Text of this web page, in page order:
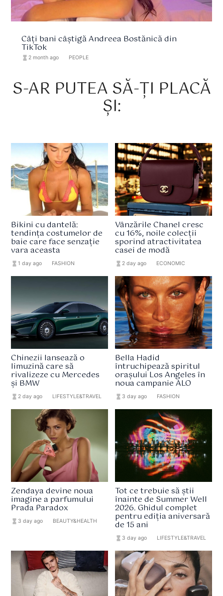
Câți bani câștigă Andreea Bostănică din
TikTok
hourglass_full 2 month ago PEOPLE
S-AR PUTEA SĂ-ȚI PLACĂ
ȘI:
Bikini cu dantelă:
tendința costumelor de
baie care face senzație
vara aceasta
hourglass_full1 day ago FASHION
Vânzările Chanel cresc
cu 16%, noile colecții
sporind atractivitatea
casei de modă
hourglass_full 2 day ago ECONOMIC
Chinezii lansează o
limuzină care să
rivalizeze cu Mercedes
și BMW
hourglass_full 2 day ago LIFESTYLE&TRAVEL
Bella Hadid
întruchipează spiritul
orașului Los Angeles în
noua campanie ALO
hourglass_full 3 day ago FASHION
Zendaya devine noua
imagine a parfumului
Prada Paradox
hourglass_full 3 day ago BEAUTY&HEALTH
Tot ce trebuie să știi
înainte de Summer Well
2026. Ghidul complet
pentru ediția aniversară
de 15 ani
hourglass_full 3 day ago LIFESTYLE&TRAVEL